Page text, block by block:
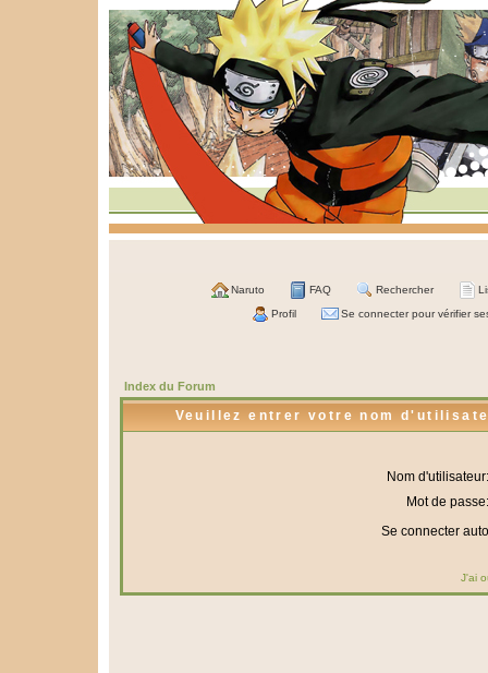
Naruto FAQ Rechercher
Profil Se connecter pour vérifier
Index du Forum
Veuillez entrer votre nom
Nom d'utilisateur:
Mot de passe:
Se connecter
J'ai